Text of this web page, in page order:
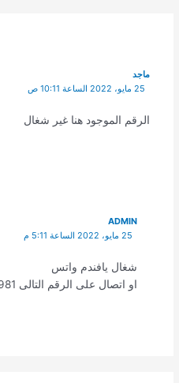
ماجد
25 مايو، 2022 الساعة 10:11 ص
الرقم الموجود هنا غير شغال
ADMIN
25 مايو، 2022 الساعة 5:11 م
شغال يافندم واتس
او اتصال على الرقم التالى 0555813981